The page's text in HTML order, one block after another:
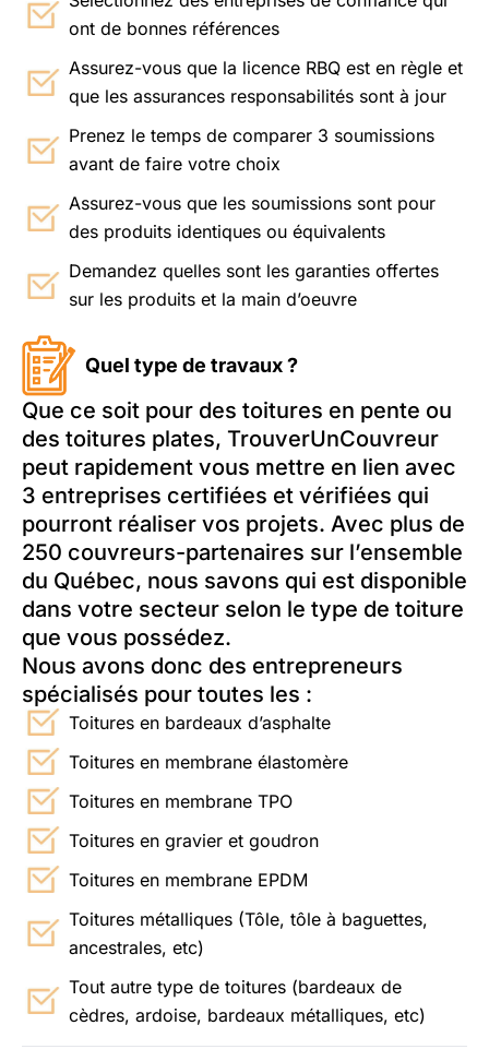
ont de bonnes références
Assurez-vous que la licence RBQ est en règle et
que les assurances responsabilités sont à jour
Prenez le temps de comparer 3 soumissions
avant de faire votre choix
Assurez-vous que les soumissions sont pour
des produits identiques ou équivalents
Demandez quelles sont les garanties offertes
sur les produits et la main d’oeuvre
Quel type de travaux ?
Que ce soit pour des toitures en pente ou
des toitures plates, TrouverUnCouvreur
peut rapidement vous mettre en lien avec
3 entreprises certifiées et vérifiées qui
pourront réaliser vos projets. Avec plus de
250 couvreurs-partenaires sur l’ensemble
du Québec, nous savons qui est disponible
dans votre secteur selon le type de toiture
que vous possédez.
Nous avons donc des entrepreneurs
spécialisés pour toutes les :
Toitures en bardeaux d’asphalte
Toitures en membrane élastomère
Toitures en membrane TPO
Toitures en gravier et goudron
Toitures en membrane EPDM
Toitures métalliques (Tôle, tôle à baguettes,
ancestrales, etc)
Tout autre type de toitures (bardeaux de
cèdres, ardoise, bardeaux métalliques, etc)